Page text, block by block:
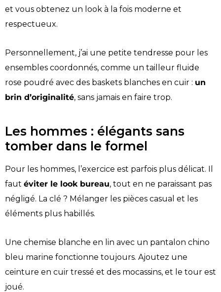
et vous obtenez un look à la fois moderne et
respectueux.
Personnellement, j’ai une petite tendresse pour les
ensembles coordonnés, comme un tailleur fluide
rose poudré avec des baskets blanches en cuir : un
brin d’originalité, sans jamais en faire trop.
Les hommes : élégants sans
tomber dans le formel
Pour les hommes, l’exercice est parfois plus délicat. Il
faut éviter le look bureau, tout en ne paraissant pas
négligé. La clé ? Mélanger les pièces casual et les
éléments plus habillés.
Une chemise blanche en lin avec un pantalon chino
bleu marine fonctionne toujours. Ajoutez une
ceinture en cuir tressé et des mocassins, et le tour est
joué.